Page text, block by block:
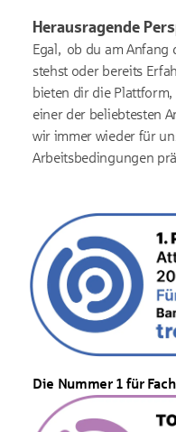
Herausragende
Egal, ob du am Anfang
stehst oder bereits
bieten dir die
einer der beliebtesten
wir immer wieder für
Arbeitsbedingungen
Die Nummer 1 für